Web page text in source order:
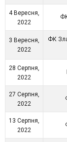
4 Вересня,
2022
3 Вересня,
2022
ФК
28 Серпня,
2022
27 Серпня,
2022
13 Серпня,
2022